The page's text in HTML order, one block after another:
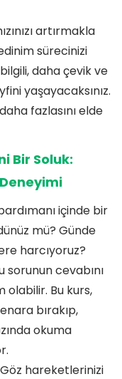
artırmakla
sürecinizi
daha çevik ve
yaşayacaksınız.
fazlasını elde
Bir Soluk:
Deneyimi
içinde bir
mü? Günde
harcıyoruz?
sorunun cevabını
olabilir. Bu kurs,
bırakıp,
okuma
hareketlerinizi